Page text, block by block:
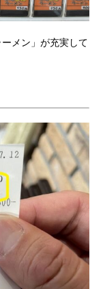
メン」が充実して